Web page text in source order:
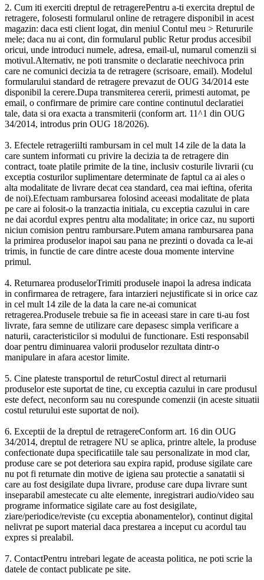
2. Cum iti exerciti dreptul de retragerePentru a-ti exercita dreptul de
retragere, folosesti formularul online de retragere disponibil in acest
magazin: daca esti client logat, din meniul Contul meu > Retururile
mele; daca nu ai cont, din formularul public Retur produs accesibil
oricui, unde introduci numele, adresa, email-ul, numarul comenzii si
motivul.Alternativ, ne poti transmite o declaratie neechivoca prin
care ne comunici decizia ta de retragere (scrisoare, email). Modelul
formularului standard de retragere prevazut de OUG 34/2014 este
disponibil la cerere.Dupa transmiterea cererii, primesti automat, pe
email, o confirmare de primire care contine continutul declaratiei
tale, data si ora exacta a transmiterii (conform art. 11^1 din OUG
34/2014, introdus prin OUG 18/2026).
3. Efectele retrageriiIti rambursam in cel mult 14 zile de la data la
care suntem informati cu privire la decizia ta de retragere din
contract, toate platile primite de la tine, inclusiv costurile livrarii (cu
exceptia costurilor suplimentare determinate de faptul ca ai ales o
alta modalitate de livrare decat cea standard, cea mai ieftina, oferita
de noi).Efectuam rambursarea folosind aceeasi modalitate de plata
pe care ai folosit-o la tranzactia initiala, cu exceptia cazului in care
ne dai acordul expres pentru alta modalitate; in orice caz, nu suporti
niciun comision pentru rambursare.Putem amana rambursarea pana
la primirea produselor inapoi sau pana ne prezinti o dovada ca le-ai
trimis, in functie de care dintre aceste doua momente intervine
primul.
4. Returnarea produselorTrimiti produsele inapoi la adresa indicata
in confirmarea de retragere, fara intarzieri nejustificate si in orice caz
in cel mult 14 zile de la data la care ne-ai comunicat
retragerea.Produsele trebuie sa fie in aceeasi stare in care ti-au fost
livrate, fara semne de utilizare care depasesc simpla verificare a
naturii, caracteristicilor si modului de functionare. Esti responsabil
doar pentru diminuarea valorii produselor rezultata dintr-o
manipulare in afara acestor limite.
5. Cine plateste transportul de returCostul direct al returnarii
produselor este suportat de tine, cu exceptia cazului in care produsul
este defect, neconform sau nu corespunde comenzii (in aceste situatii
costul returului este suportat de noi).
6. Exceptii de la dreptul de retragereConform art. 16 din OUG
34/2014, dreptul de retragere NU se aplica, printre altele, la produse
confectionate dupa specificatiile tale sau personalizate in mod clar,
produse care se pot deteriora sau expira rapid, produse sigilate care
nu pot fi returnate din motive de igiena sau protectie a sanatatii si
care au fost desigilate dupa livrare, produse care dupa livrare sunt
inseparabil amestecate cu alte elemente, inregistrari audio/video sau
programe informatice sigilate care au fost desigilate,
ziare/periodice/reviste (cu exceptia abonamentelor), continut digital
nelivrat pe suport material daca prestarea a inceput cu acordul tau
expres si prealabil.
7. ContactPentru intrebari legate de aceasta politica, ne poti scrie la
datele de contact publicate pe site.